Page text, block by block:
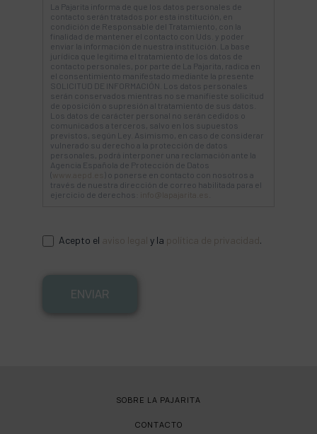
La Pajarita informa de que los datos personales de
contacto serán tratados por esta institución, en
condición de Responsable del Tratamiento, con la
finalidad de mantener el contacto con Uds. y poder
enviar la información de nuestra institución. La base
jurídica que legitima el tratamiento de los datos de
contacto personales, por parte de La Pajarita, radica en
el consentimiento manifestado mediante la presente
SOLICITUD DE INFORMACIÓN. Los datos personales
serán conservados mientras no se manifieste solicitud
de oposición o supresión al tratamiento de sus datos.
Los datos de carácter personal no serán cedidos o
comunicados a terceros, salvo en los supuestos
previstos, según Ley. Asimismo, en caso de considerar
vulnerado su derecho a la protección de datos
personales, podrá interponer una reclamación ante la
Agencia Española de Protección de Datos
(
) o ponerse en contacto con nosotros a
través de nuestra dirección de correo habilitada para el
ejercicio de derechos:
Acepto el y la .
ENVIAR
SOBRE LA PAJARITA
CONTACTO